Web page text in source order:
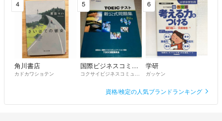
4
角川書店
カドカワショテン
5
国際ビジネスコミュニケーション協会
コクサイビジネスコミュニケーションキョウカイ
6
学研
ガッケン
資格/検定の人気ブランドランキング